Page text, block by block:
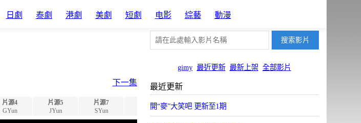
日劇 泰劇 港劇 美劇 短劇 电影 綜藝 動漫
gimy 最近更新 最新上架 全部影片
下一集
片源4
GYun
片源5
JYun
片源7
SYun
片源8
OYun
片源6
Uyun
最近更新
開“麥”大笑吧 更新至1期